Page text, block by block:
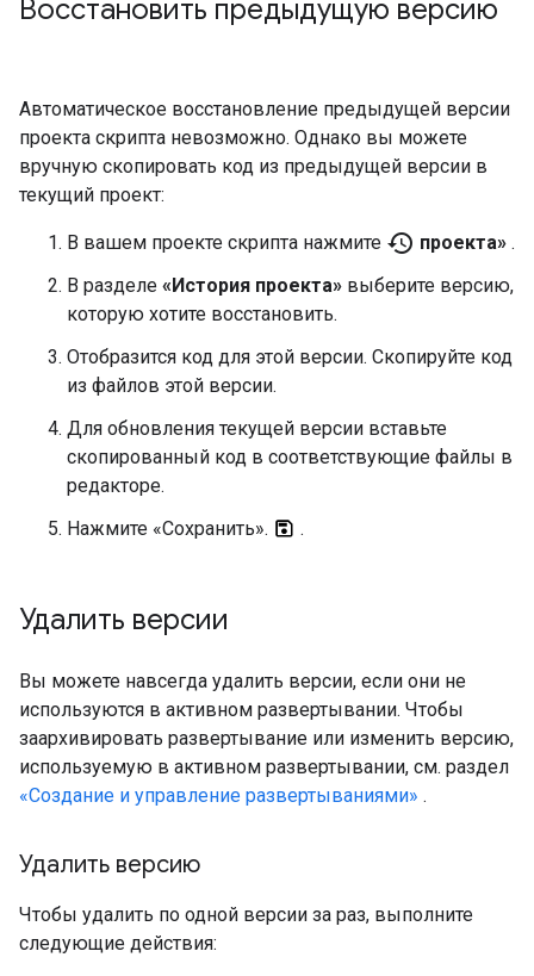
Восстановить предыдущую версию
Автоматическое восстановление предыдущей версии
проекта скрипта невозможно. Однако вы можете
вручную скопировать код из предыдущей версии в
текущий проект:
В вашем проекте скрипта нажмите history проекта» .
В разделе «История проекта» выберите версию,
которую хотите восстановить.
Отобразится код для этой версии. Скопируйте код
из файлов этой версии.
Для обновления текущей версии вставьте
скопированный код в соответствующие файлы в
редакторе.
Нажмите «Сохранить».
.
Удалить версии
Вы можете навсегда удалить версии, если они не
используются в активном развертывании. Чтобы
заархивировать развертывание или изменить версию,
используемую в активном развертывании, см. раздел
«Создание и управление развертываниями» .
Удалить версию
Чтобы удалить по одной версии за раз, выполните
следующие действия: